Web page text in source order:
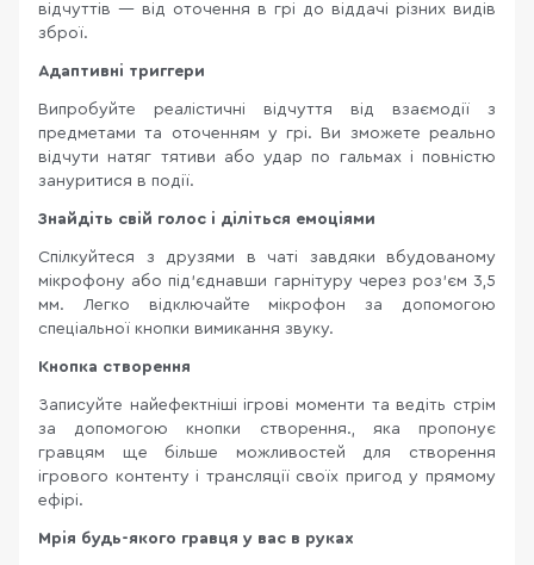
відчуттів — від оточення в грі до віддачі різних видів
зброї.
Адаптивні триггери
Випробуйте реалістичні відчуття від взаємодії з
предметами та оточенням у грі. Ви зможете реально
відчути натяг тятиви або удар по гальмах і повністю
зануритися в події.
Знайдіть свій голос і діліться емоціями
Спілкуйтеся з друзями в чаті завдяки вбудованому
мікрофону або під'єднавши гарнітуру через роз'єм 3,5
мм. Легко відключайте мікрофон за допомогою
спеціальної кнопки вимикання звуку.
Кнопка створення
Записуйте найефектніші ігрові моменти та ведіть стрім
за допомогою кнопки створення., яка пропонує
гравцям ще більше можливостей для створення
ігрового контенту і трансляції своїх пригод у прямому
ефірі.
Мрія будь-якого гравця у вас в руках